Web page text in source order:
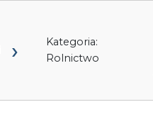
Kategoria:
Rolnictwo